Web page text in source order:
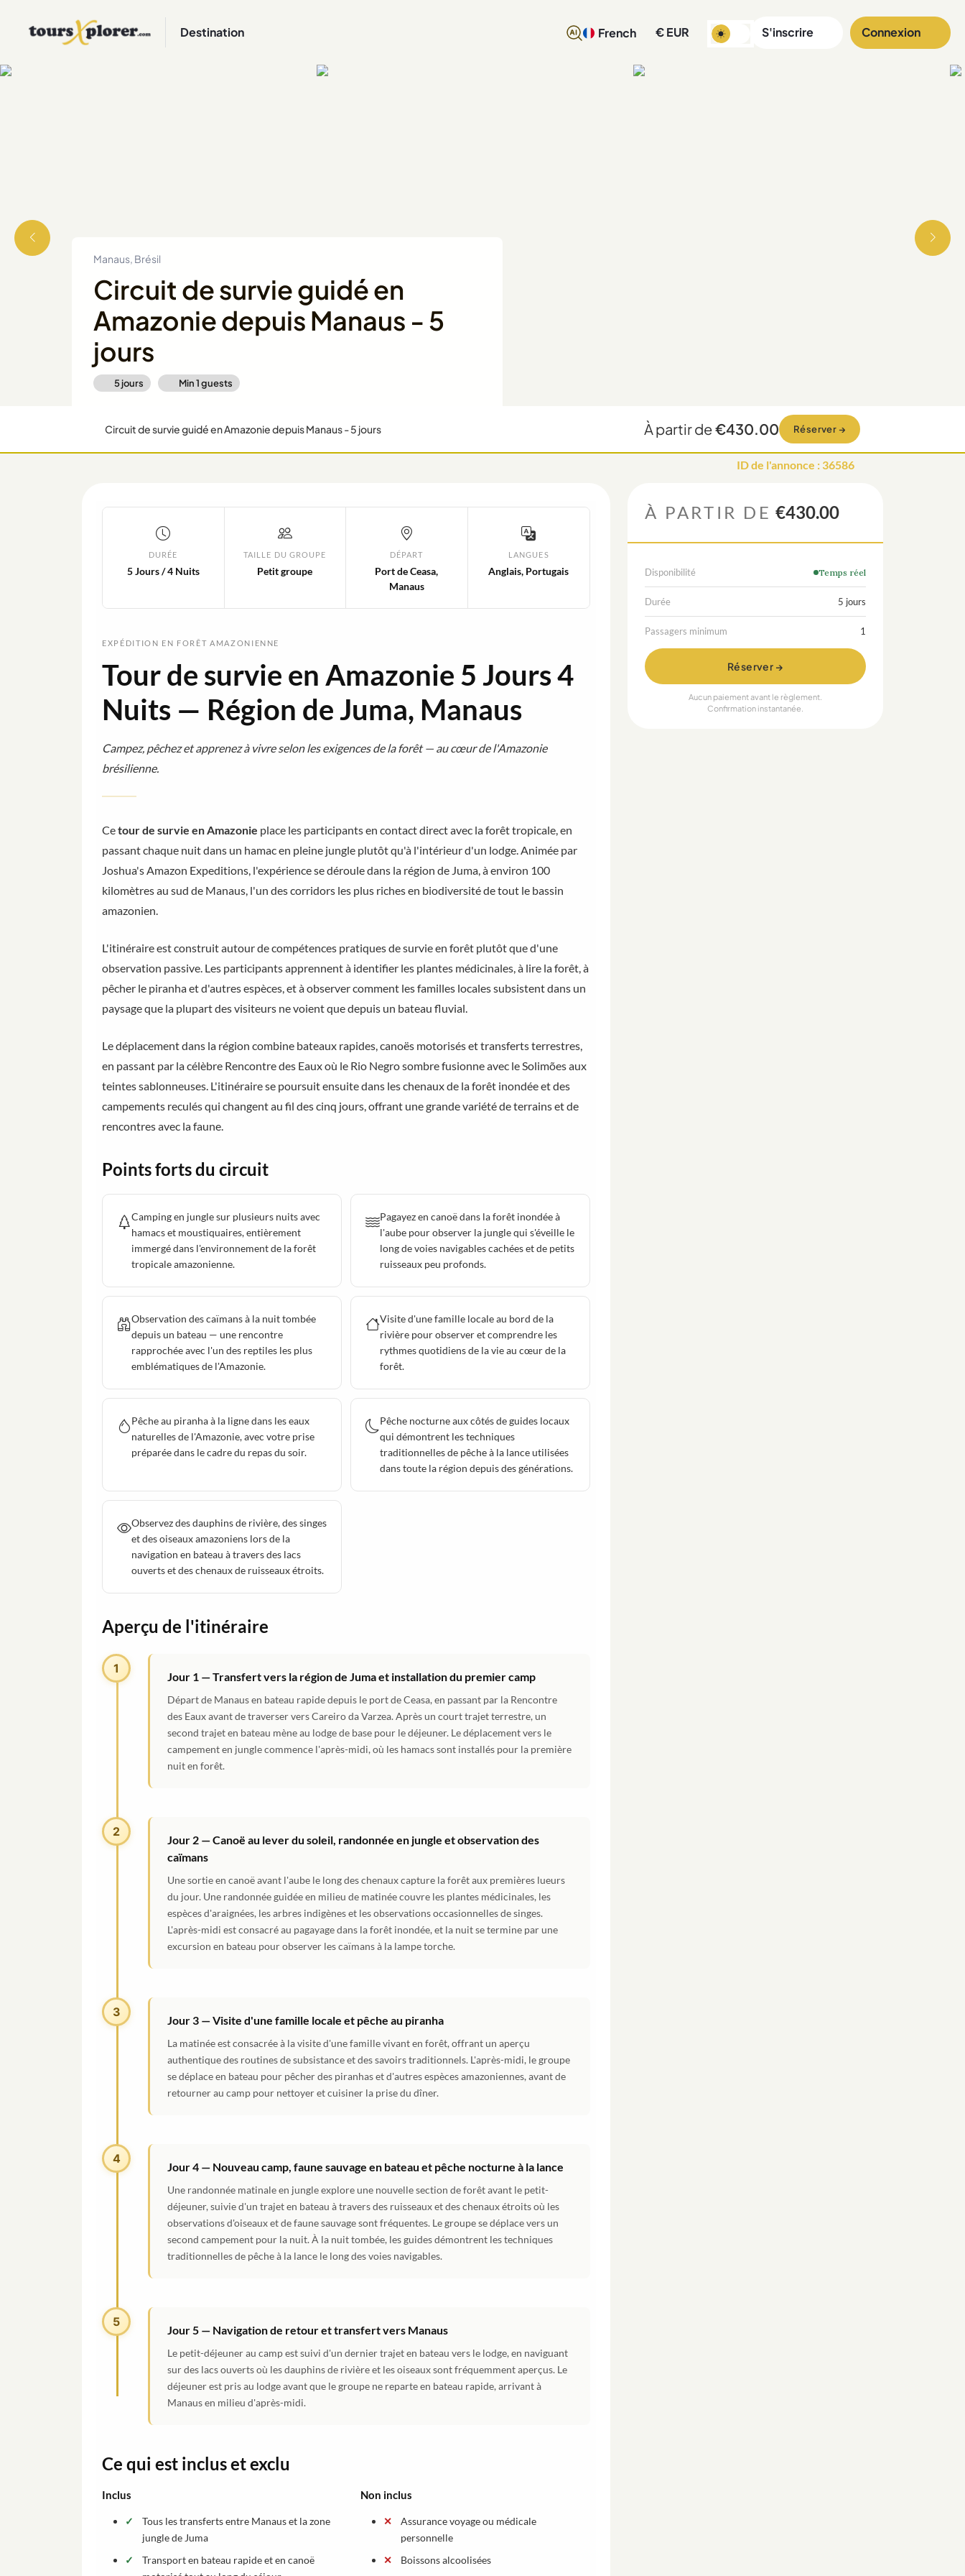
Destination French € EUR S'inscrire Connexion
Manaus, Brésil
Circuit de survie guidé en
Amazonie depuis Manaus - 5
jours
5 jours Min1guests
Circuit de survie guidé en Amazonie depuis Manaus - 5 jours À partir de€430.00 Réserver →
ID de l'annonce : 36586
DURÉE
5 Jours / 4 Nuits
TAILLE DU GROUPE
Petit groupe
DÉPART
Port de Ceasa,
Manaus
LANGUES
Anglais, Portugais
EXPÉDITION EN FORÊT AMAZONIENNE
Tour de survie en Amazonie 5 Jours 4
Nuits — Région de Juma, Manaus
Campez, pêchez et apprenez à vivre selon les exigences de la forêt — au cœur de l'Amazonie
brésilienne.
Cetour de survie en Amazonie place les participants en contact direct avec la forêt tropicale, en
passant chaque nuit dans un hamac en pleine jungle plutôt qu'à l'intérieur d'un lodge. Animée par
Joshua's Amazon Expeditions, l'expérience se déroule dans la région de Juma, à environ 100
kilomètres au sud de Manaus, l'un des corridors les plus riches en biodiversité de tout le bassin
amazonien.
L'itinéraire est construit autour de compétences pratiques de survie en forêt plutôt que d'une
observation passive. Les participants apprennent à identifier les plantes médicinales, à lire la forêt, à
pêcher le piranha et d'autres espèces, et à observer comment les familles locales subsistent dans un
paysage que la plupart des visiteurs ne voient que depuis un bateau fluvial.
Le déplacement dans la région combine bateaux rapides, canoës motorisés et transferts terrestres,
en passant par la célèbre Rencontre des Eaux où le Rio Negro sombre fusionne avec le Solimões aux
teintes sablonneuses. L'itinéraire se poursuit ensuite dans les chenaux de la forêt inondée et des
campements reculés qui changent au fil des cinq jours, offrant une grande variété de terrains et de
rencontres avec la faune.
Points forts du circuit
Camping en jungle sur plusieurs nuits avec
hamacs et moustiquaires, entièrement
immergé dans l'environnement de la forêt
tropicale amazonienne.
Pagayez en canoë dans la forêt inondée à
l'aube pour observer la jungle qui s'éveille le
long de voies navigables cachées et de petits
ruisseaux peu profonds.
Observation des caïmans à la nuit tombée
depuis un bateau — une rencontre
rapprochée avec l'un des reptiles les plus
emblématiques de l'Amazonie.
Visite d'une famille locale au bord de la
rivière pour observer et comprendre les
rythmes quotidiens de la vie au cœur de la
forêt.
Pêche au piranha à la ligne dans les eaux
naturelles de l'Amazonie, avec votre prise
préparée dans le cadre du repas du soir.
Pêche nocturne aux côtés de guides locaux
qui démontrent les techniques
traditionnelles de pêche à la lance utilisées
dans toute la région depuis des générations.
Observez des dauphins de rivière, des singes
et des oiseaux amazoniens lors de la
navigation en bateau à travers des lacs
ouverts et des chenaux de ruisseaux étroits.
Aperçu de l'itinéraire
1
Jour 1 — Transfert vers la région de Juma et installation du premier camp
Départ de Manaus en bateau rapide depuis le port de Ceasa, en passant par la Rencontre
des Eaux avant de traverser vers Careiro da Varzea. Après un court trajet terrestre, un
second trajet en bateau mène au lodge de base pour le déjeuner. Le déplacement vers le
campement en jungle commence l'après-midi, où les hamacs sont installés pour la première
nuit en forêt.
2
Jour 2 — Canoë au lever du soleil, randonnée en jungle et observation des
caïmans
Une sortie en canoë avant l'aube le long des chenaux capture la forêt aux premières lueurs
du jour. Une randonnée guidée en milieu de matinée couvre les plantes médicinales, les
espèces d'araignées, les arbres indigènes et les observations occasionnelles de singes.
L'après-midi est consacré au pagayage dans la forêt inondée, et la nuit se termine par une
excursion en bateau pour observer les caïmans à la lampe torche.
3
Jour 3 — Visite d'une famille locale et pêche au piranha
La matinée est consacrée à la visite d'une famille vivant en forêt, offrant un aperçu
authentique des routines de subsistance et des savoirs traditionnels. L'après-midi, le groupe
se déplace en bateau pour pêcher des piranhas et d'autres espèces amazoniennes, avant de
retourner au camp pour nettoyer et cuisiner la prise du dîner.
4
Jour 4 — Nouveau camp, faune sauvage en bateau et pêche nocturne à la lance
Une randonnée matinale en jungle explore une nouvelle section de forêt avant le petit-
déjeuner, suivie d'un trajet en bateau à travers des ruisseaux et des chenaux étroits où les
observations d'oiseaux et de faune sauvage sont fréquentes. Le groupe se déplace vers un
second campement pour la nuit. À la nuit tombée, les guides démontrent les techniques
traditionnelles de pêche à la lance le long des voies navigables.
5
Jour 5 — Navigation de retour et transfert vers Manaus
Le petit-déjeuner au camp est suivi d'un dernier trajet en bateau vers le lodge, en naviguant
sur des lacs ouverts où les dauphins de rivière et les oiseaux sont fréquemment aperçus. Le
déjeuner est pris au lodge avant que le groupe ne reparte en bateau rapide, arrivant à
Manaus en milieu d'après-midi.
Ce qui est inclus et exclu
Inclus
Tous les transferts entre Manaus et la zone
jungle de Juma
Transport en bateau rapide et en canoë
Non inclus
Assurance voyage ou médicale
personnelle
Boissons alcoolisées
À PARTIR DE €430.00
Disponibilité Temps réel
Durée 5 jours
Passagers minimum 1
Réserver →
Aucun paiement avant le règlement.
Confirmation instantanée.